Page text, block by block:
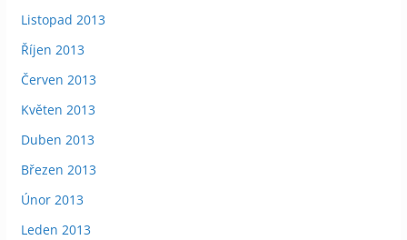
Listopad 2013
Říjen 2013
Červen 2013
Květen 2013
Duben 2013
Březen 2013
Únor 2013
Leden 2013